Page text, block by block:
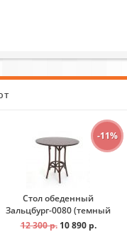
-11%
Стол обеденный
Зальцбург-0080 (темный
тон)
12 300 р. 10 890 р.